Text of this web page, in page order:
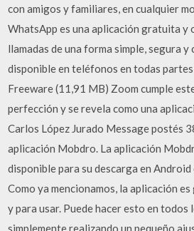
con amigos y familiares, en cualquier
WhatsApp es una aplicación gratuita y
llamadas de una forma simple, segura y
disponible en teléfonos en todas
Freeware (11,91 MB) Zoom cumple
perfección y se revela como una
Carlos López Jurado Message postés
aplicación Mobdro. La aplicación
disponible para su descarga en
Como ya mencionamos, la aplicación
y para usar. Puede hacer esto en
simplemente realizando un pequeño